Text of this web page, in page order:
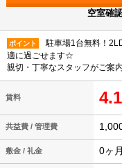
空室確
ポイント
駐車場1台無料！
適に過ごせます☆
親切・丁寧なスタッフがご案
賃料
共益費 / 管理費
敷金 / 礼金 0ヶ